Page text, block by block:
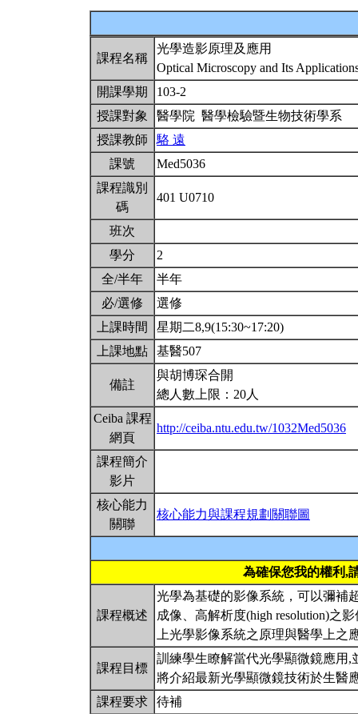
課程名稱
光學造影原理及應用
Optical Microscopy and Its
開課學期
103-2
授課對象
醫學院 醫學檢驗暨生物技術學系
授課教師
駱 遠
課號
Med5036
課程識別
碼
401 U0710
班次
學分
2
全/半年
半年
必/選修
選修
上課時間
星期二8,9(15:30~17:20)
上課地點
基醫507
備註
與胡博琛合開
總人數上限：20人
Ceiba 課程
網頁
http://ceiba.ntu.edu.tw/1032Med5036
課程簡介
影片
核心能力
關聯
核心能力與課程規劃關聯圖
為確保您我的權利,
課程概述
光學為基礎的影像系統，可以彌補
成像、高解析度(high resolution)之
上光學影像系統之原理與醫學上
課程目標
訓練學生瞭解當代光學顯微鏡應用
將介紹最新光學顯微鏡技術於生醫
課程要求
待補